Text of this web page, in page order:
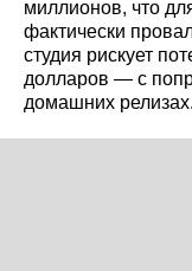
миллионов, что
фактически
студия рискует
долларов — с
домашних релизах.